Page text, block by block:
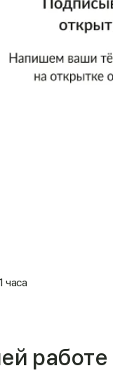
часа
работе